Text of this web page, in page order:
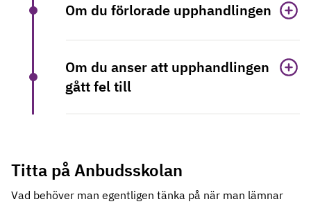
Om du förlorade upphandlingen
Om du anser att upphandlingen
gått fel till
Titta på Anbudsskolan
Vad behöver man egentligen tänka på när man lämnar